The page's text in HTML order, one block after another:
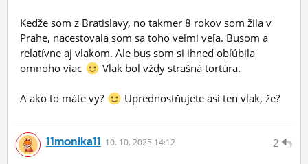
Keďže som z Bratislavy, no takmer 8 rokov som žila v
Prahe, nacestovala som sa toho veľmi veľa. Busom a
relatívne aj vlakom. Ale bus som si ihneď obľúbila
omnoho viac
Vlak bol vždy strašná tortúra.
A ako to máte vy? Uprednostňujete asi ten vlak, že?
2
11monika11 10. 10. 2025 14:12